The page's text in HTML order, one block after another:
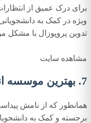
برای درک عمیق از
ویژه در کمک به
تدوین پروپوزال با مشکل
مشاهده سایت
7. بهترین موسسه انجام پایان نامه (اسم عام)
همانطور که از نامش
برجسته و کمک به